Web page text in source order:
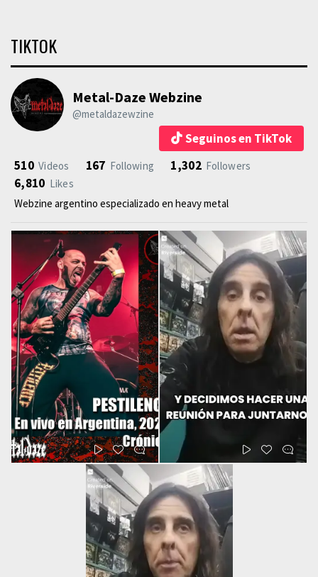
TIKTOK
Metal-Daze Webzine
@metaldazewzine
Seguinos en TikTok
510 Videos 167 Following 1,302 Followers
6,810 Likes
Webzine argentino especializado en heavy metal